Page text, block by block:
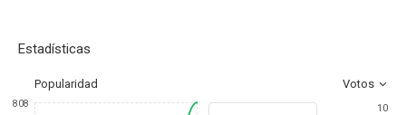
Estadísticas
Popularidad Votos
808
10